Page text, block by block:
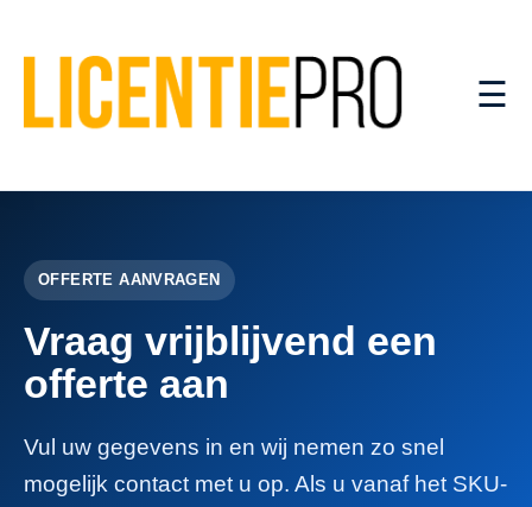
☰
OFFERTE AANVRAGEN
Vraag vrijblijvend een
offerte aan
Vul uw gegevens in en wij nemen zo snel
mogelijk contact met u op. Als u vanaf het SKU-